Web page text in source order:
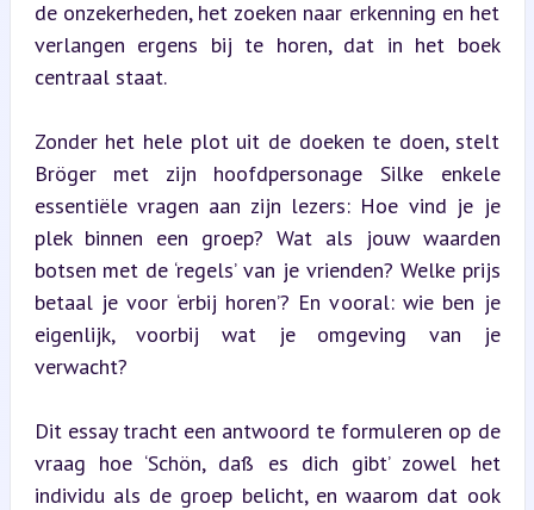
de onzekerheden, het zoeken naar erkenning en het
verlangen ergens bij te horen, dat in het boek
centraal staat.
Zonder het hele plot uit de doeken te doen, stelt
Bröger met zijn hoofdpersonage Silke enkele
essentiële vragen aan zijn lezers: Hoe vind je je
plek binnen een groep? Wat als jouw waarden
botsen met de ‘regels’ van je vrienden? Welke prijs
betaal je voor ‘erbij horen’? En vooral: wie ben je
eigenlijk, voorbij wat je omgeving van je
verwacht?
Dit essay tracht een antwoord te formuleren op de
vraag hoe ‘Schön, daß es dich gibt’ zowel het
individu als de groep belicht, en waarom dat ook